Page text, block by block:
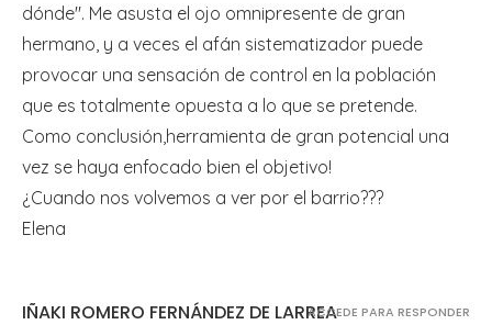
dónde". Me asusta el ojo omnipresente de gran
hermano, y a veces el afán sistematizador puede
provocar una sensación de control en la población
que es totalmente opuesta a lo que se pretende.
Como conclusión,herramienta de gran potencial una
vez se haya enfocado bien el objetivo!
¿Cuando nos volvemos a ver por el barrio???
Elena
IÑAKI ROMERO FERNÁNDEZ DE LARREAACCEDE PARA RESPONDER